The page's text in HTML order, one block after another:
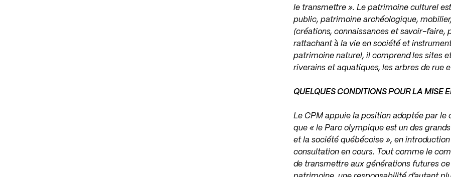
le transmettre ». Le patrimoine culturel
public, patrimoine archéologique,
(créations, connaissances et savoir-
rattachant à la vie en société et
patrimoine naturel, il comprend les sites
riverains et aquatiques, les arbres de rue
QUELQUES CONDITIONS POUR LA MISE
Le CPM appuie la position adoptée par le
que « le Parc olympique est un des
et la société québécoise », en
consultation en cours. Tout comme le
de transmettre aux générations futures